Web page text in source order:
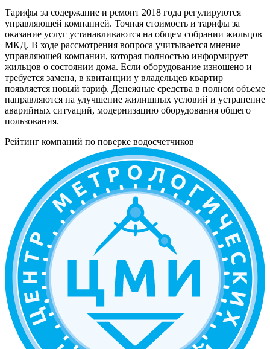
Тарифы за содержание и ремонт 2018 года регулируются
управляющей компанией. Точная стоимость и тарифы за
оказание услуг устанавливаются на общем собрании жильцов
МКД. В ходе рассмотрения вопроса учитывается мнение
управляющей компании, которая полностью информирует
жильцов о состоянии дома. Если оборудование изношено и
требуется замена, в квитанции у владельцев квартир
появляется новый тариф. Денежные средства в полном объеме
направляются на улучшение жилищных условий и устранение
аварийных ситуаций, модернизацию оборудования общего
пользования.
Рейтинг компаний по поверке водосчетчиков